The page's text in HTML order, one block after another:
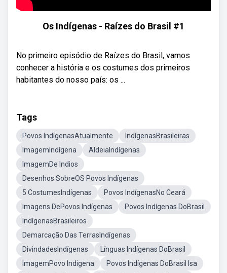
Os Indígenas - Raízes do Brasil #1
No primeiro episódio de Raízes do Brasil, vamos
conhecer a história e os costumes dos primeiros
habitantes do nosso país: os ...
Tags
Povos IndígenasAtualmente
IndígenasBrasileiras
ImagemIndígena
AldeiaIndígenas
ImagemDe Indios
Desenhos SobreOS Povos Indígenas
5 CostumesIndígenas
Povos IndígenasNo Ceará
Imagens DePovos Indígenas
Povos Indígenas DoBrasil
IndígenasBrasileiros
Demarcação Das TerrasIndígenas
DivindadesIndígenas
Línguas Indígenas DoBrasil
ImagemPovo Indigena
Povos Indígenas DoBrasil Isa